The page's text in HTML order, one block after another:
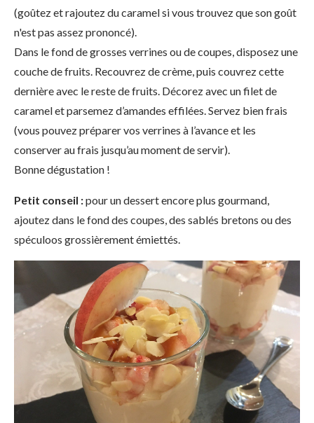
(goûtez et rajoutez du caramel si vous trouvez que son goût
n'est pas assez prononcé).
Dans le fond de grosses verrines ou de coupes, disposez une
couche de fruits. Recouvrez de crème, puis couvrez cette
dernière avec le reste de fruits. Décorez avec un filet de
caramel et parsemez d’amandes effilées. Servez bien frais
(vous pouvez préparer vos verrines à l’avance et les
conserver au frais jusqu’au moment de servir).
Bonne dégustation !
Petit conseil :pour un dessert encore plus gourmand,
ajoutez dans le fond des coupes, des sablés bretons ou des
spéculoos grossièrement émiettés.